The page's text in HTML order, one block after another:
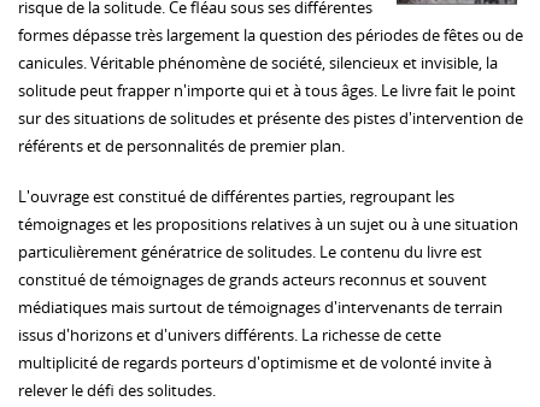
risque de la solitude. Ce fléau sous ses différentes
formes dépasse très largement la question des périodes de fêtes ou de
canicules. Véritable phénomène de société, silencieux et invisible, la
solitude peut frapper n'importe qui et à tous âges. Le livre fait le point
sur des situations de solitudes et présente des pistes d'intervention de
référents et de personnalités de premier plan.
L'ouvrage est constitué de différentes parties, regroupant les
témoignages et les propositions relatives à un sujet ou à une situation
particulièrement génératrice de solitudes. Le contenu du livre est
constitué de témoignages de grands acteurs reconnus et souvent
médiatiques mais surtout de témoignages d'intervenants de terrain
issus d'horizons et d'univers différents. La richesse de cette
multiplicité de regards porteurs d'optimisme et de volonté invite à
relever le défi des solitudes.